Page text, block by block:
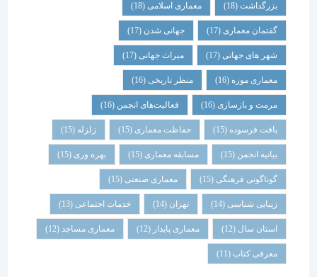
بزرگداشت (18) معماری اسلامی(18)
گفتمان معماری (17) جهانی شدن(17)
شهر های جهانی(17) میراث جهانی(17)
معماری موزه(16) منظر تاریخی (16)
مرمت و بازسازی(16) فعالیت‌های انجمن(16)
بافت فرسوده (15) حفاظت معماری (15) زلزله
بیانیه انجمن(15) مسابقه معماری (15) بهره وری(15)
گوناگونی فرهنگی (15) معماری صنعتی(15)
زیبایی شناسی (14) تهران خدمات اجتماعی (13)
استان سال(12) معماری پایدار (12) معماری مساجد(12)
معرفی کتاب(11)